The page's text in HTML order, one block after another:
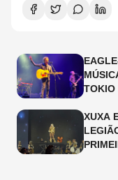
TOKIO
XUXA